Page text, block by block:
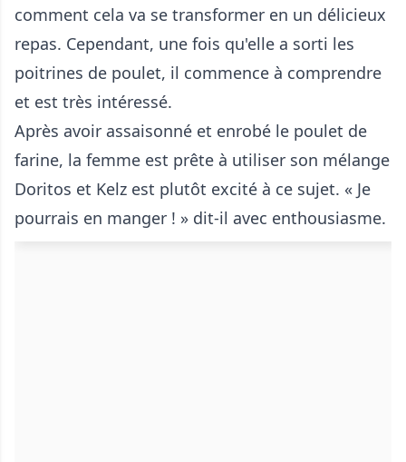
comment cela va se transformer en un délicieux
repas. Cependant, une fois qu'elle a sorti les
poitrines de poulet, il commence à comprendre
et est très intéressé.
Après avoir assaisonné et enrobé le poulet de
farine, la femme est prête à utiliser son mélange
Doritos et Kelz est plutôt excité à ce sujet. « Je
pourrais en manger ! » dit-il avec enthousiasme.